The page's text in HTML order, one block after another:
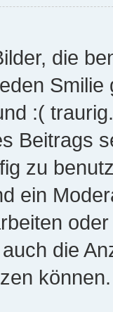
die
:(
Beitrags
zu
ein
die
können.